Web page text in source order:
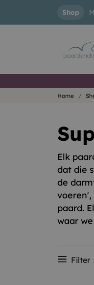
Shop
Home
Elk
dat die
de
paard.
waar
Filter